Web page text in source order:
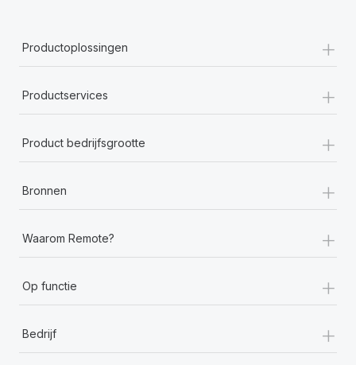
Productoplossingen +
Productservices +
Product bedrijfsgrootte +
Bronnen +
Waarom Remote? +
Op functie +
Bedrijf +